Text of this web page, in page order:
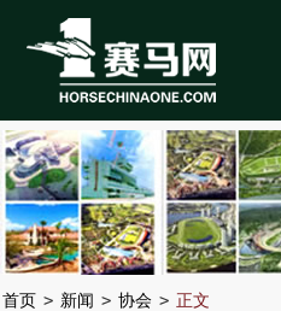
首页 > 新闻 > 协会 > 正文